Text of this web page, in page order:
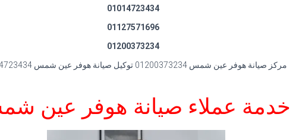
01014723434
01127571696
01200373234
مركز صيانة هوفر عين شمس 01200373234 توكيل صيانة هوفر عين شمس 01014723434
خدمة عملاء صيانة هوفر عين